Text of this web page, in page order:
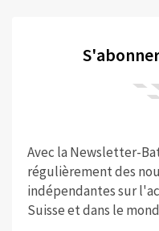
Avec la Newsletter-
régulièrement des
indépendantes sur
Suisse et dans le